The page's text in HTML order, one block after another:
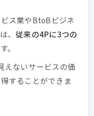
ス業やBtoBビジネ
、従来の4Pに3つの
。
えないサービスの価
することができま